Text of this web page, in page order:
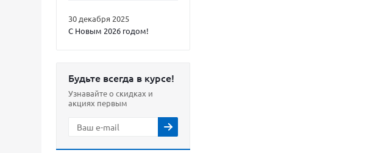
30 декабря 2025
С Новым 2026 годом!
Будьте всегда в курсе!
Узнавайте о скидках и
акциях первым